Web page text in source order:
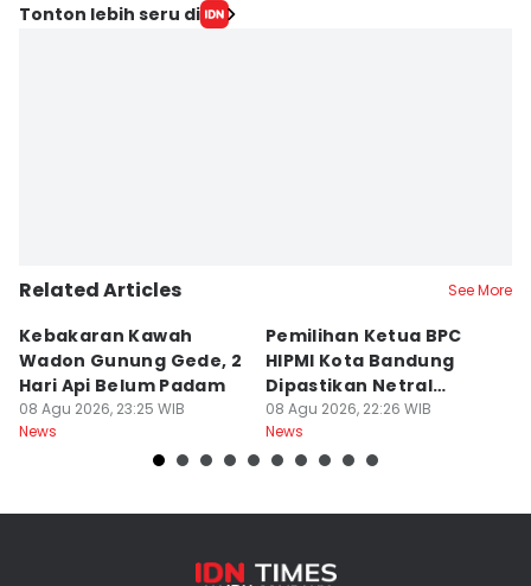
Tonton lebih seru di
Related Articles See More
Kebakaran Kawah
Wadon Gunung Gede, 2
Hari Api Belum Padam
08 Agu 2026, 23:25 WIB
News
Pemilihan Ketua BPC
HIPMI Kota Bandung
Dipastikan Netral
Tanpa Tekanan
08 Agu 2026, 22:26 WIB
News